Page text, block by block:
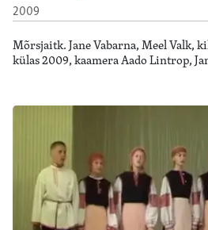
2009
Mõrsjaitk. Jane Vabarna, Meel Valk,
külas 2009, kaamera Aado Lintrop,